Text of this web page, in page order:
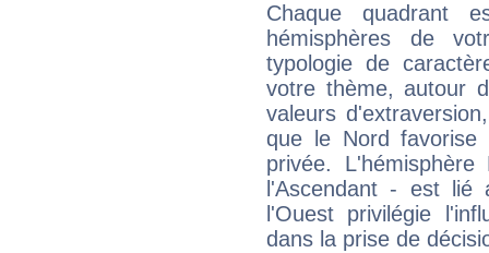
Chaque quadrant
hémisphères de
typologie de
votre thème, autour
valeurs
que le Nord favorise
privée.
l'Ascendant - est
l'Ouest privilégie
dans la prise de